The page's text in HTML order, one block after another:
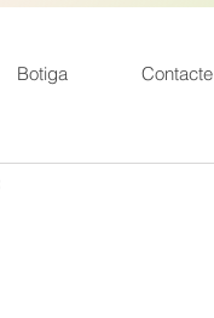
Botiga Contacte